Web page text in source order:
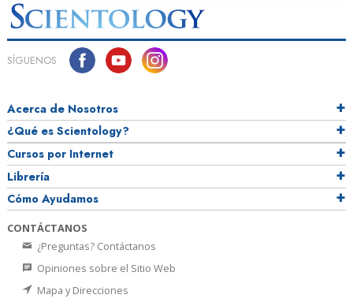
SÍGUENOS
Acerca de Nosotros
¿Qué es Scientology?
Cursos por Internet
Librería
Cómo Ayudamos
CONTÁCTANOS
¿Preguntas? Contáctanos
Opiniones sobre el Sitio Web
Mapa y Direcciones